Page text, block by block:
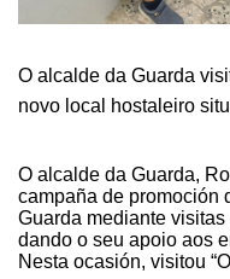
O alcalde da Guarda
novo local hostaleiro
O alcalde da Guarda,
campaña de promoción
Guarda mediante
dando o seu apoio aos
Nesta ocasión, visitou